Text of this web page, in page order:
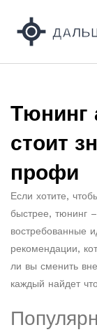
Тюнинг
стоит
профи
Если хотите,
быстрее, тюнинг
востребованные
рекомендации,
ли вы сменить
каждый найдет